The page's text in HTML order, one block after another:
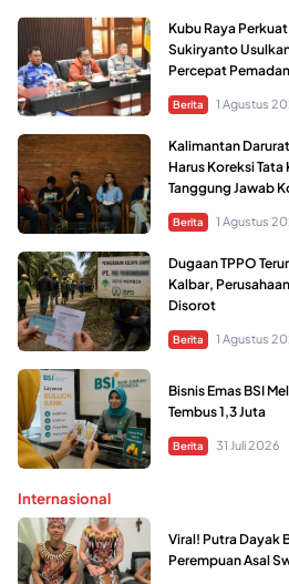
Kubu Raya
Sukiryanto
Percepat
Berita 1 Agustus
Kalimantan
Harus Koreksi Tata
Tanggung Jawab
Berita 1 Agustus
Dugaan TPPO
Kalbar,
Disorot
Berita 1 Agustus
Bisnis Emas BSI
Tembus 1,3 Juta
Berita 31 Juli 2026
Internasional
Viral! Putra Dayak
Perempuan Asal